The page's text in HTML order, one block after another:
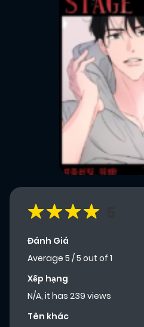
Đánh Giá
Average 5 /5 out of 1
Xếp hạng
N/A, it has 239 views
Tên khác